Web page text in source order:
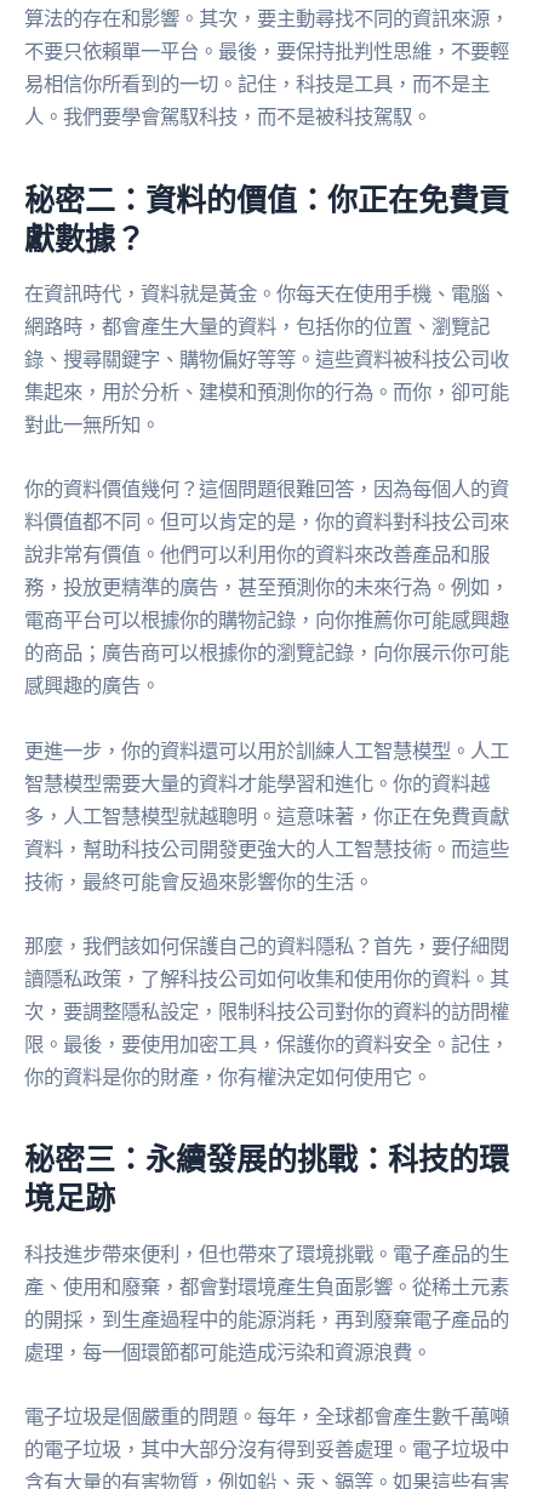
算法的存在和影響。其次，要主動尋找不同的資訊來源，
不要只依賴單一平台。最後，要保持批判性思維，不要輕
易相信你所看到的一切。記住，科技是工具，而不是主
人。我們要學會駕馭科技，而不是被科技駕馭。
秘密二：資料的價值：你正在免費貢
獻數據？
在資訊時代，資料就是黃金。你每天在使用手機、電腦、
網路時，都會產生大量的資料，包括你的位置、瀏覽記
錄、搜尋關鍵字、購物偏好等等。這些資料被科技公司收
集起來，用於分析、建模和預測你的行為。而你，卻可能
對此一無所知。
你的資料價值幾何？這個問題很難回答，因為每個人的資
料價值都不同。但可以肯定的是，你的資料對科技公司來
說非常有價值。他們可以利用你的資料來改善產品和服
務，投放更精準的廣告，甚至預測你的未來行為。例如，
電商平台可以根據你的購物記錄，向你推薦你可能感興趣
的商品；廣告商可以根據你的瀏覽記錄，向你展示你可能
感興趣的廣告。
更進一步，你的資料還可以用於訓練人工智慧模型。人工
智慧模型需要大量的資料才能學習和進化。你的資料越
多，人工智慧模型就越聰明。這意味著，你正在免費貢獻
資料，幫助科技公司開發更強大的人工智慧技術。而這些
技術，最終可能會反過來影響你的生活。
那麼，我們該如何保護自己的資料隱私？首先，要仔細閱
讀隱私政策，了解科技公司如何收集和使用你的資料。其
次，要調整隱私設定，限制科技公司對你的資料的訪問權
限。最後，要使用加密工具，保護你的資料安全。記住，
你的資料是你的財產，你有權決定如何使用它。
秘密三：永續發展的挑戰：科技的環
境足跡
科技進步帶來便利，但也帶來了環境挑戰。電子產品的生
產、使用和廢棄，都會對環境產生負面影響。從稀土元素
的開採，到生產過程中的能源消耗，再到廢棄電子產品的
處理，每一個環節都可能造成污染和資源浪費。
電子垃圾是個嚴重的問題。每年，全球都會產生數千萬噸
的電子垃圾，其中大部分沒有得到妥善處理。電子垃圾中
含有大量的有害物質，例如鉛、汞、鎘等。如果這些有害